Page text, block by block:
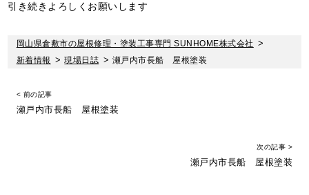
引き続きよろしくお願いします
岡山県倉敷市の屋根修理・塗装工事専門 SUNHOME株式会社 >
新着情報 >現場日誌 > 瀬戸内市長船 屋根塗装
< 前の記事
瀬戸内市長船 屋根塗装
次の記事 >
瀬戸内市長船 屋根塗装